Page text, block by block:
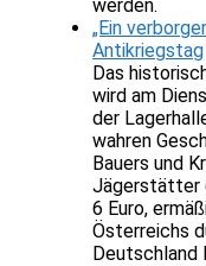
werden.
„Ein
Antikriegstag
Das
wird am
der
wahren
Bauers und
Jägerstätter
6 Euro,
Österreichs
Deutschland